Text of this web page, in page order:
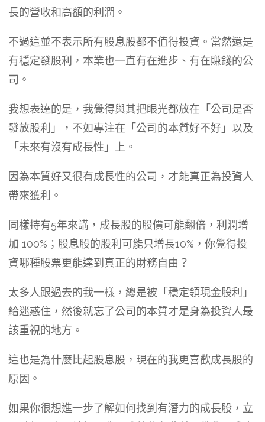
長的營收和高額的利潤。
不過這並不表示所有股息股都不值得投資。當然還是
有穩定發股利，本業也一直有在進步、有在賺錢的公
司。
我想表達的是，我覺得與其把眼光都放在「公司是否
發放股利」，不如專注在「公司的本質好不好」以及
「未來有沒有成長性」上。
因為本質好又很有成長性的公司，才能真正為投資人
帶來獲利。
同樣持有5年來講，成長股的股價可能翻倍，利潤增
加 100%；股息股的股利可能只增長10%，你覺得投
資哪種股票更能達到真正的財務自由？
太多人跟過去的我一樣，總是被「穩定領現金股利」
給迷惑住，然後就忘了公司的本質才是身為投資人最
該重視的地方。
這也是為什麼比起股息股，現在的我更喜歡成長股的
原因。
如果你很想進一步了解如何找到有潛力的成長股，立